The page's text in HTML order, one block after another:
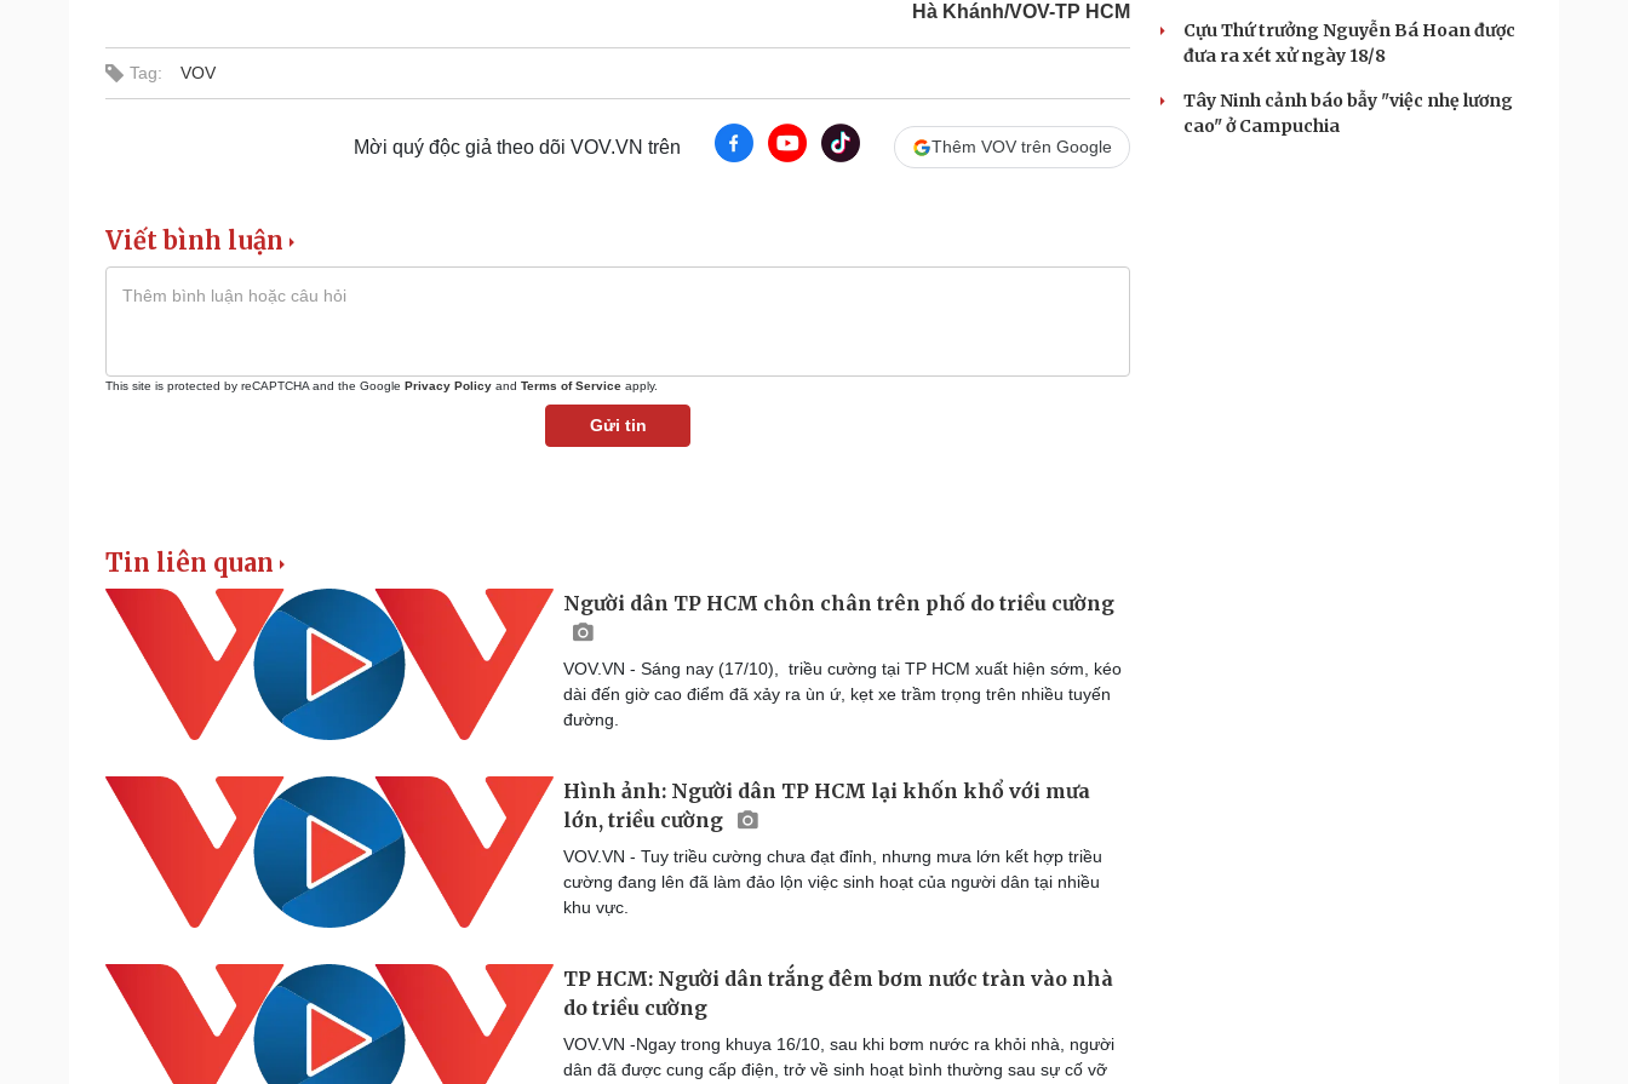
Hà Khánh/VOV-TP HCM
Tag: VOV
Mời quý độc giả theo dõi VOV.VN trên Thêm VOV trên Google
Viết bình luận
This site is protected by reCAPTCHA and the Google Privacy Policy and Terms of Service apply.
Gửi tin
Tin liên quan
Người dân TP HCM chôn chân trên phố do triều cường
VOV.VN - Sáng nay (17/10), triều cường tại TP HCM xuất hiện sớm, kéo
dài đến giờ cao điểm đã xảy ra ùn ứ, kẹt xe trầm trọng trên nhiều tuyến
đường.
Hình ảnh: Người dân TP HCM lại khốn khổ với mưa
lớn, triều cường
VOV.VN - Tuy triều cường chưa đạt đỉnh, nhưng mưa lớn kết hợp triều
cường đang lên đã làm đảo lộn việc sinh hoạt của người dân tại nhiều
khu vực.
TP HCM: Người dân trắng đêm bơm nước tràn vào nhà
do triều cường
VOV.VN -Ngay trong khuya 16/10, sau khi bơm nước ra khỏi nhà, người
dân đã được cung cấp điện, trở về sinh hoạt bình thường sau sự cố vỡ
Cựu Thứ trưởng Nguyễn Bá Hoan được
đưa ra xét xử ngày 18/8
Tây Ninh cảnh báo bẫy "việc nhẹ lương
cao" ở Campuchia